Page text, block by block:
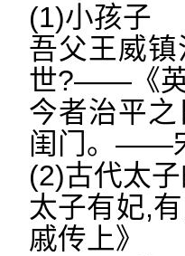
(1)小孩子
吾父王威
世?——《英
今者治平
闺门。——
(2)古代太
太子有妃,
戚传上》